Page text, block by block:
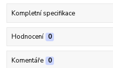
Kompletní specifikace
Hodnocení 0
Komentáře 0